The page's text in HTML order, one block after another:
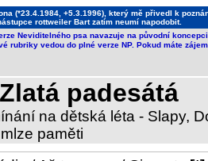
(*23.4.1984, +5.3.1996), který mě přivedl k
rottweiler Bart zatím neumí napodobit.
Neviditelného psa navazuje na původní
rubriky vedou do plné verze NP. Pokud máte
Zlatá padesátá
na dětská léta - Slapy,
paměti